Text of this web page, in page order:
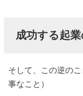
成功する起
そして、この逆の
事なこと）